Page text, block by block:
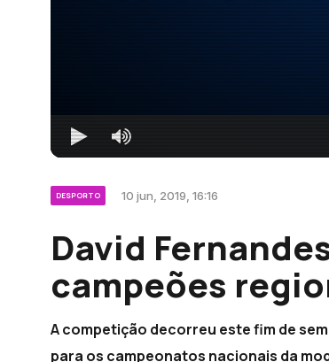
DESPORTO 10 jun, 2019, 16:16
David
campeões
A competição decorreu este fim de
para os campeonatos nacionais da